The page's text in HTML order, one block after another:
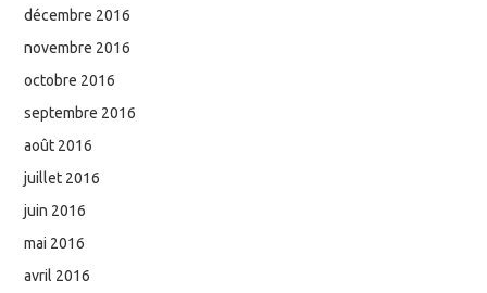
décembre 2016
novembre 2016
octobre 2016
septembre 2016
août 2016
juillet 2016
juin 2016
mai 2016
avril 2016